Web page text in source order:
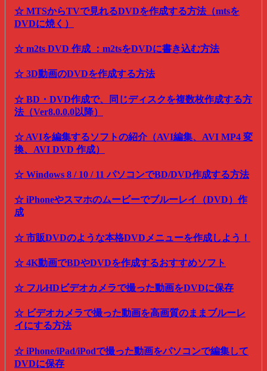
☆ MTSからTVで見れるDVDを作成する方法（mtsを
DVDに焼く）
☆ m2ts DVD 作成 ：m2tsをDVDに書き込む方法
☆ 3D動画のDVDを作成する方法
☆ BD・DVD作成で、同じディスクを複数枚作成する方
法（Ver8.0.0.0以降）
☆ AVIを編集するソフトの紹介（AVI編集、AVI MP4 変
換、AVI DVD 作成）
☆ Windows 8 / 10 / 11 パソコンでBD/DVD作成する方法
☆ iPhoneやスマホのムービーでブルーレイ（DVD）作
成
☆ 市販DVDのような本格DVDメニューを作成しよう！
☆ 4K動画でBDやDVDを作成するおすすめソフト
☆ フルHDビデオカメラで撮った動画をDVDに保存
☆ ビデオカメラで撮った動画を高画質のままブルーレ
イにする方法
☆ iPhone/iPad/iPodで撮った動画をパソコンで編集して
DVDに保存